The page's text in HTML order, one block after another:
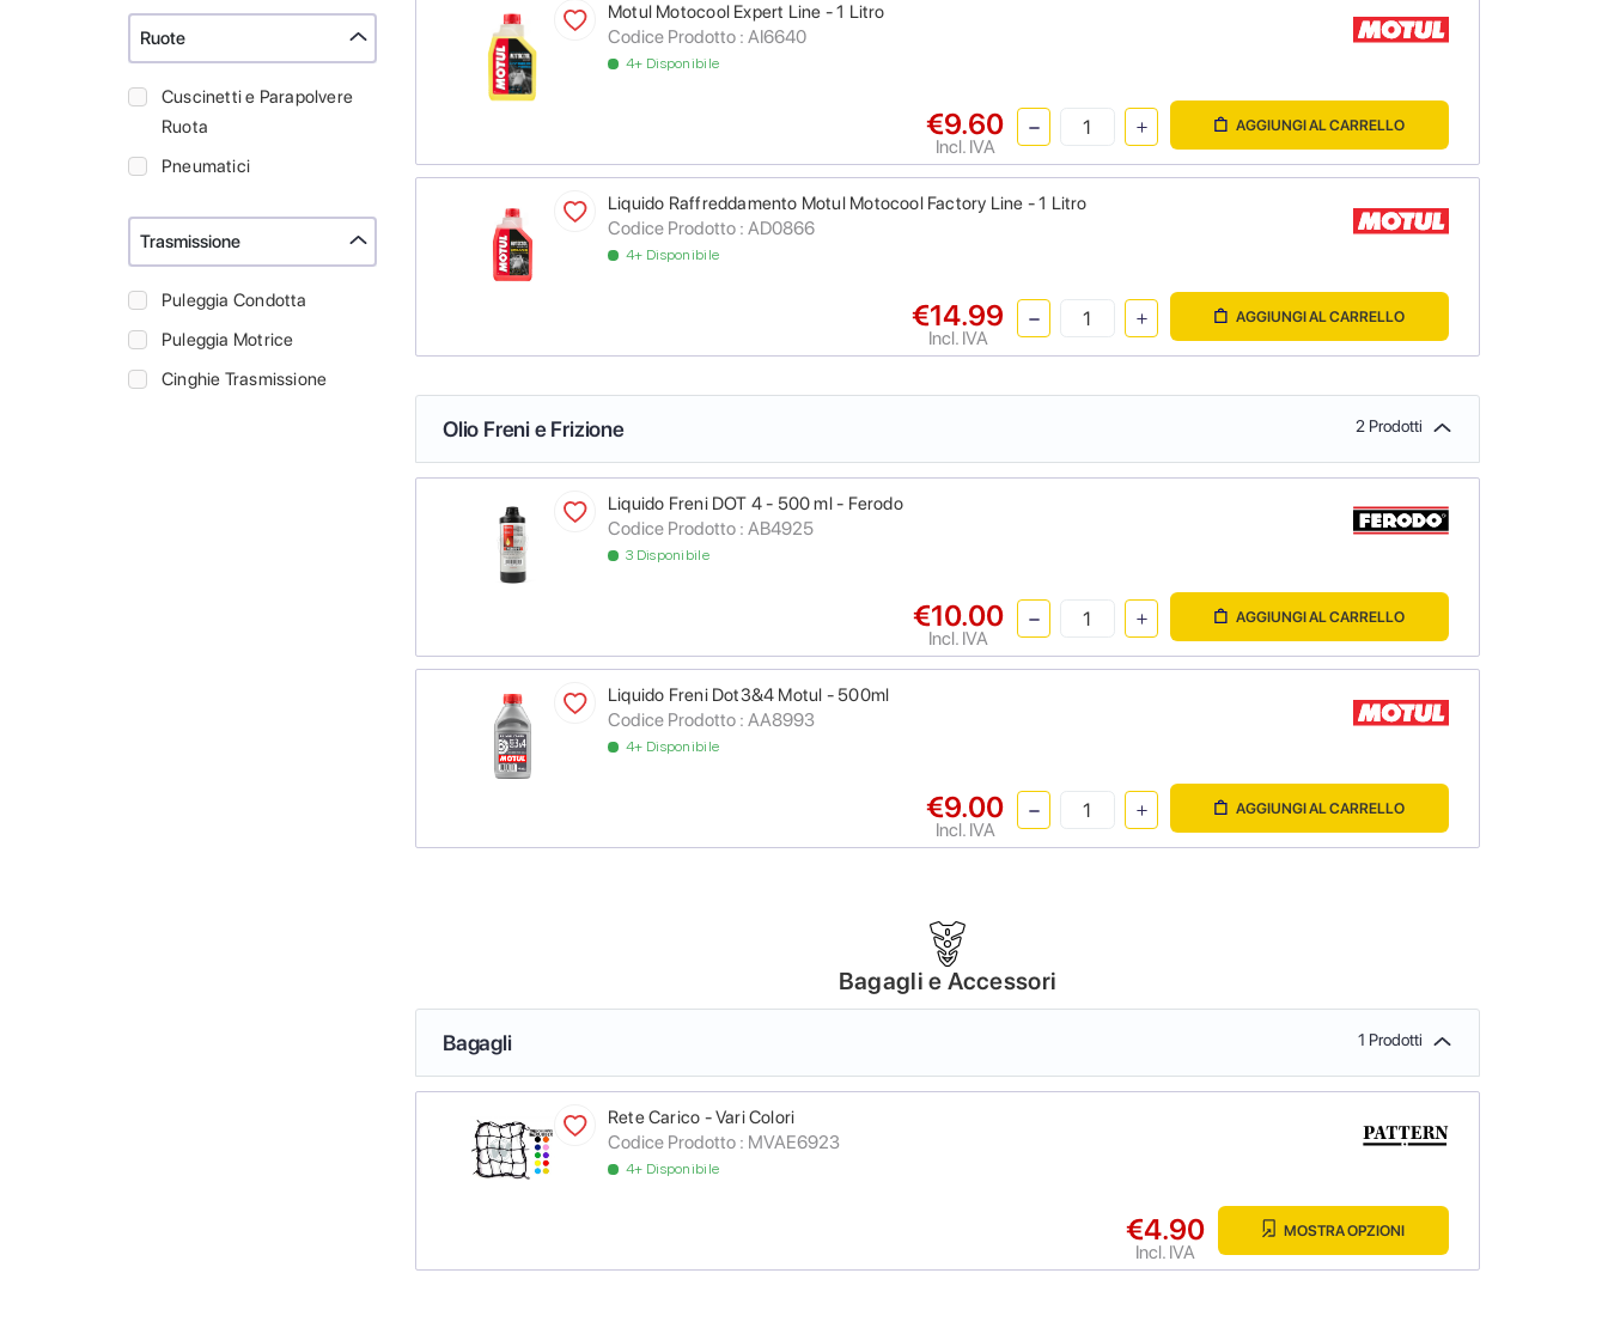
Ruote
Cuscinetti e Parapolvere
Ruota
Pneumatici
Trasmissione
Puleggia Condotta
Puleggia Motrice
Cinghie Trasmissione
Motul Motocool Expert Line - 1 Litro
Codice Prodotto : AI6640
4+ Disponibile
€9.60
Incl. IVA
AGGIUNGI AL CARRELLO
Liquido Raffreddamento Motul Motocool Factory Line - 1 Litro
Codice Prodotto : AD0866
4+ Disponibile
€14.99
Incl. IVA
AGGIUNGI AL CARRELLO
Olio Freni e Frizione 2 Prodotti
Liquido Freni DOT 4 - 500 ml - Ferodo
Codice Prodotto : AB4925
3 Disponibile
€10.00
Incl. IVA
AGGIUNGI AL CARRELLO
Liquido Freni Dot3&4 Motul - 500ml
Codice Prodotto : AA8993
4+ Disponibile
€9.00
Incl. IVA
AGGIUNGI AL CARRELLO
Bagagli e Accessori
Bagagli 1 Prodotti
Rete Carico - Vari Colori
Codice Prodotto : MVAE6923
4+ Disponibile
€4.90
Incl. IVA
MOSTRA OPZIONI